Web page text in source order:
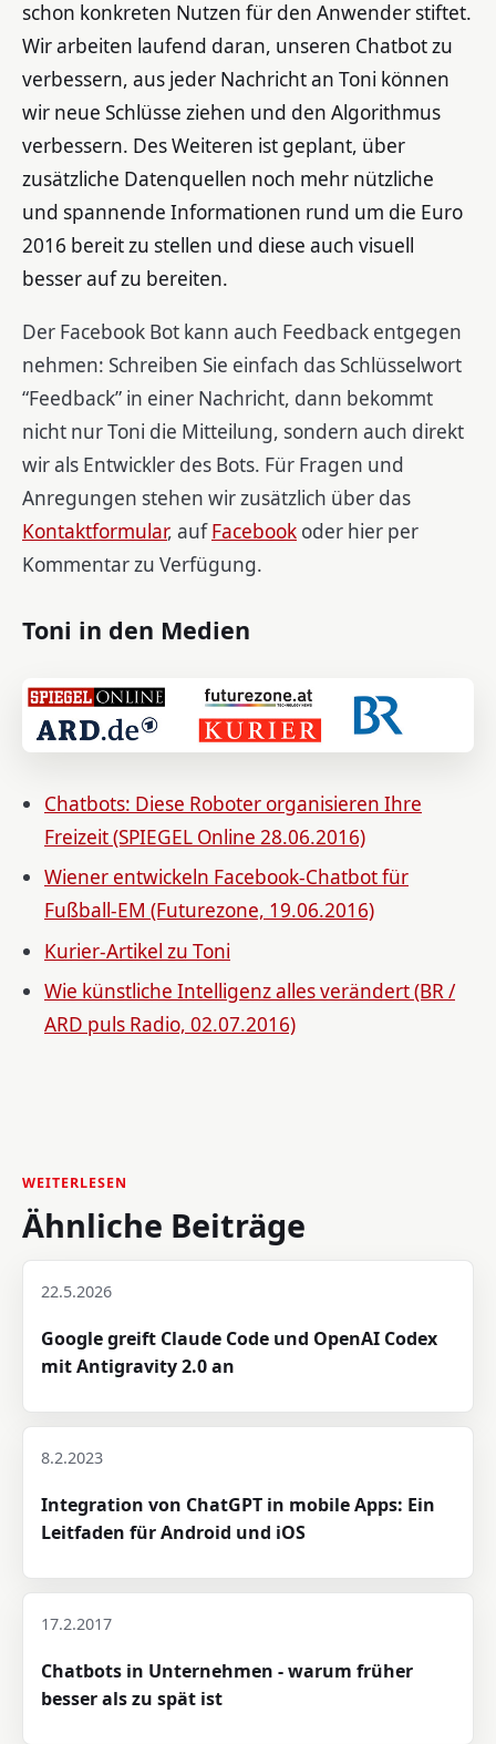
schon konkreten Nutzen für den Anwender stiftet.
Wir arbeiten laufend daran, unseren Chatbot zu
verbessern, aus jeder Nachricht an Toni können
wir neue Schlüsse ziehen und den Algorithmus
verbessern. Des Weiteren ist geplant, über
zusätzliche Datenquellen noch mehr nützliche
und spannende Informationen rund um die Euro
2016 bereit zu stellen und diese auch visuell
besser auf zu bereiten.
Der Facebook Bot kann auch Feedback entgegen
nehmen: Schreiben Sie einfach das Schlüsselwort
“Feedback” in einer Nachricht, dann bekommt
nicht nur Toni die Mitteilung, sondern auch direkt
wir als Entwickler des Bots. Für Fragen und
Anregungen stehen wir zusätzlich über das
Kontaktformular, aufFacebook oder hier per
Kommentar zu Verfügung.
Toni in den Medien
Chatbots: Diese Roboter organisieren Ihre
Freizeit (SPIEGEL Online 28.06.2016)
Wiener entwickeln Facebook-Chatbot für
Fußball-EM (Futurezone, 19.06.2016)
Kurier-Artikel zu Toni
Wie künstliche Intelligenz alles verändert (BR /
ARD puls Radio, 02.07.2016)
WEITERLESEN
Ähnliche Beiträge
22.5.2026
Google greift Claude Code und OpenAI Codex
mit Antigravity 2.0 an
8.2.2023
Integration von ChatGPT in mobile Apps: Ein
Leitfaden für Android und iOS
17.2.2017
Chatbots in Unternehmen - warum früher
besser als zu spät ist